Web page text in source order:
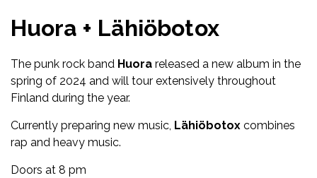
Huora + Lähiöbotox
The punk rock band Huora released a new album in the
spring of 2024 and will tour extensively throughout
Finland during the year.
Currently preparing new music, Lähiöbotox combines
rap and heavy music.
Doors at 8 pm